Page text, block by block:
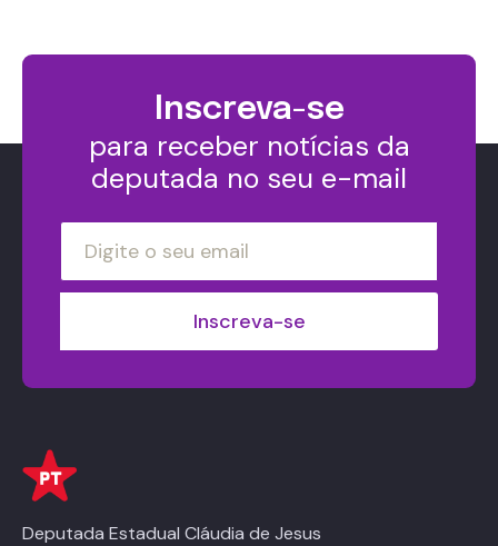
Inscreva-se
para receber notícias da
deputada no seu e-mail
Deputada Estadual Cláudia de Jesus